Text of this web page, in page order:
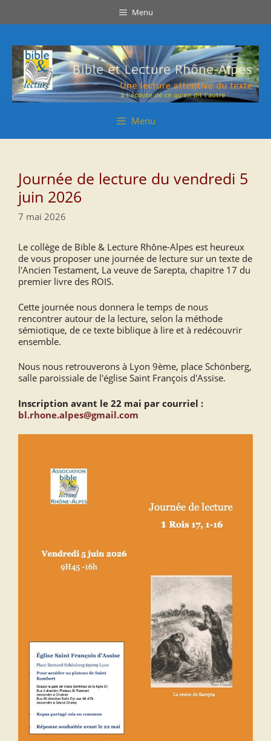
contenu
contenu
Menu
Menu
Journée de lecture du vendredi 5
juin 2026
7 mai 2026
Le collège de Bible & Lecture Rhône-Alpes est heureux
de vous proposer une journée de lecture sur un texte de
l'Ancien Testament, La veuve de Sarepta, chapitre 17 du
premier livre des ROIS.
Cette journée nous donnera le temps de nous
rencontrer autour de la lecture, selon la méthode
sémiotique, de ce texte biblique à lire et à redécouvrir
ensemble.
Nous nous retrouverons à Lyon 9ème, place Schönberg,
salle paroissiale de l'église Saint François d'Assise.
Inscription avant le 22 mai par courriel :
bl.rhone.alpes@gmail.com